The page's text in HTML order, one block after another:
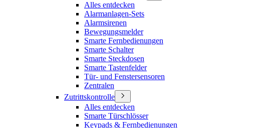
Alles entdecken
Alarmanlagen-Sets
Alarmsirenen
Bewegungsmelder
Smarte Fernbedienungen
Smarte Schalter
Smarte Steckdosen
Smarte Tastenfelder
Tür- und Fenstersensoren
Zentralen
Zutrittskontrolle
Alles entdecken
Smarte Türschlösser
Keypads & Fernbedienungen